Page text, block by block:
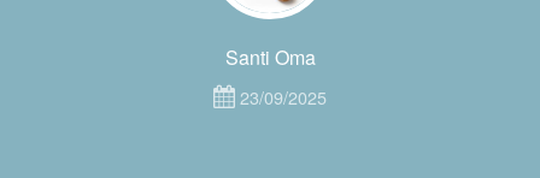
Santi Oma
23/09/2025